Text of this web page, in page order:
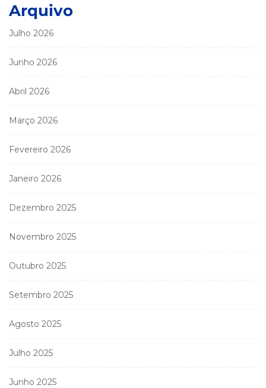
Arquivo
Julho 2026
Junho 2026
Abril 2026
Março 2026
Fevereiro 2026
Janeiro 2026
Dezembro 2025
Novembro 2025
Outubro 2025
Setembro 2025
Agosto 2025
Julho 2025
Junho 2025